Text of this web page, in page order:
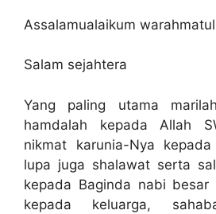
Assalamualaikum
Salam sejahtera
Yang paling utama
hamdalah kepada Allah
nikmat karunia-Nya
lupa juga shalawat serta
kepada Baginda nabi besar
kepada keluarga,